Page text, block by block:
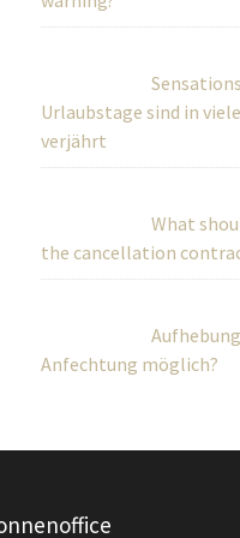
Urlaubstage sind in
verjährt
What
the cancellation
Anfechtung möglich?